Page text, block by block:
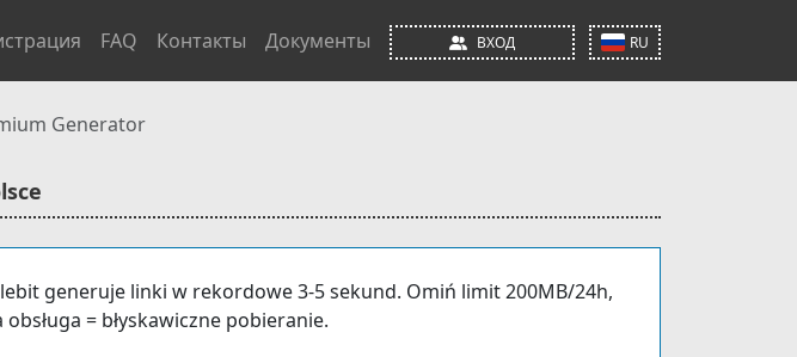
FAQ Контакты Документы ВХОД RU
Generator
generuje linki w rekordowe 3-5 sekund. Omiń limit 200MB/24h,
= błyskawiczne pobieranie.